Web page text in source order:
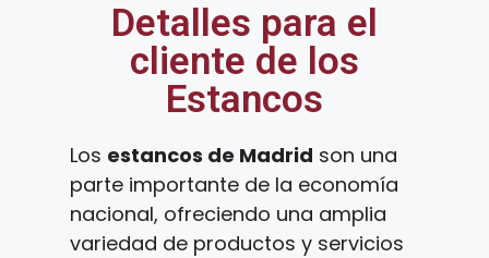
Detalles para el
cliente de los
Estancos
Los estancos de Madrid son una
parte importante de la economía
nacional, ofreciendo una amplia
variedad de productos y servicios